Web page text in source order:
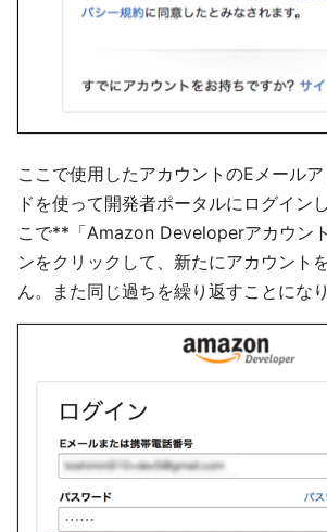
ここで使用したアカウントのEメール
ドを使って開発者ポータルにログイン
こで**「Amazon Developerアカウン
ンをクリックして、新たにアカウント
ん。また同じ過ちを繰り返すことになり